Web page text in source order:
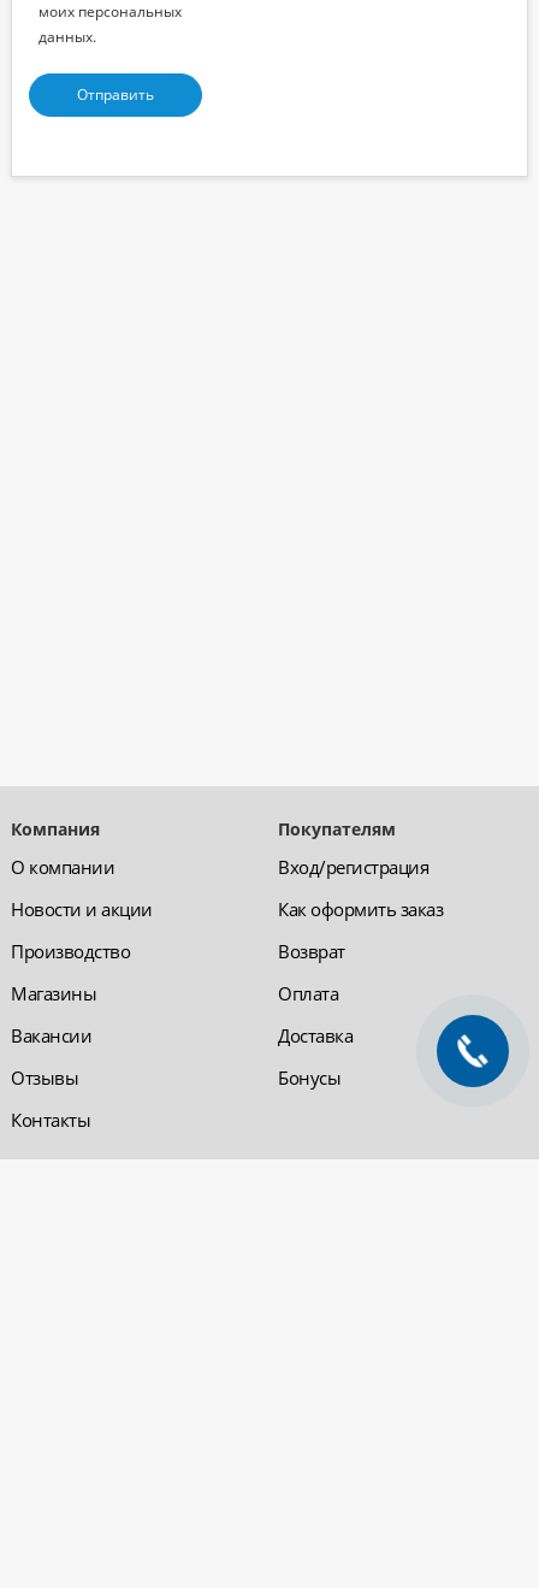
моих персональных
данных.
Компания
О компании
Новости и акции
Производство
Магазины
Вакансии
Отзывы
Контакты
Покупателям
Вход/регистрация
Как оформить заказ
Возврат
Оплата
Доставка
Бонусы
Обратная связь Компания «220 ВСЯ